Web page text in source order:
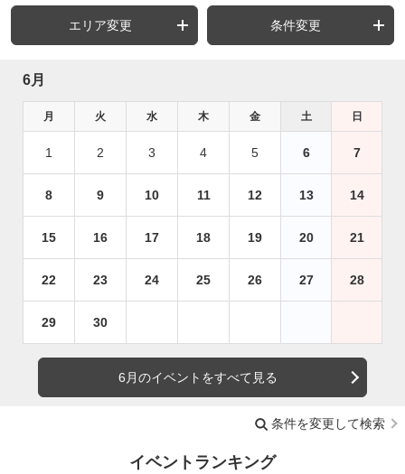
エリア変更 条件変更
6月
月 火 水 木 金 土 日
1 2 3 4 5 6 7
8 9 10 11 12 13 14
15 16 17 18 19 20 21
22 23 24 25 26 27 28
29 30
6月のイベントをすべて見る
条件を変更して検索
イベントランキング